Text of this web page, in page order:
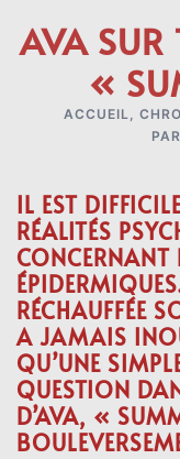
AVA SUR
«
ACCUEIL
PAR
IL EST
RÉALITÉS
RÉCHAUFFÉE
A JAMAIS
QU’UNE
QUESTION
D’AVA, «